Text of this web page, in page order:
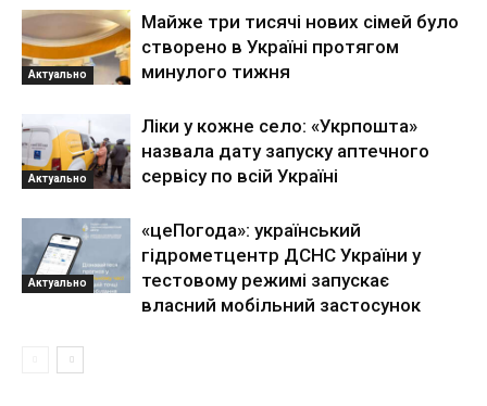
Актуально
Майже три тисячі нових сімей було
створено в Україні протягом
минулого тижня
Актуально
Ліки у кожне село: «Укрпошта»
назвала дату запуску аптечного
сервісу по всій Україні
Актуально
«цеПогода»: український
гідрометцентр ДСНС України у
тестовому режимі запускає
власний мобільний застосунок